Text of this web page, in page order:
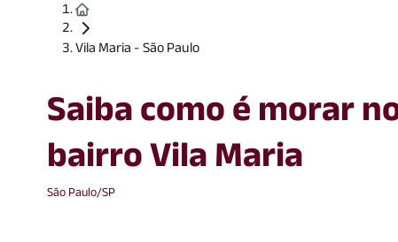
Vila Maria - São Paulo
Saiba como é morar
bairro Vila Maria
São Paulo/SP